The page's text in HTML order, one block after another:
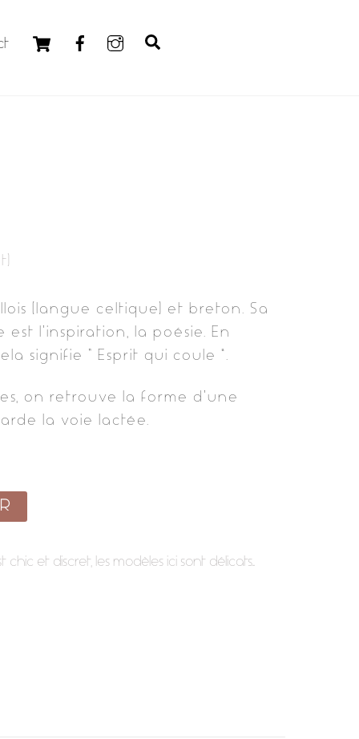
Cart
(langue celtique) et breton. Sa
l’inspiration, la poésie. En
signifie ” Esprit qui coule “.
on retrouve la forme d’une
la voie lactée.
chic et discret, les modèles ici sont délicats…